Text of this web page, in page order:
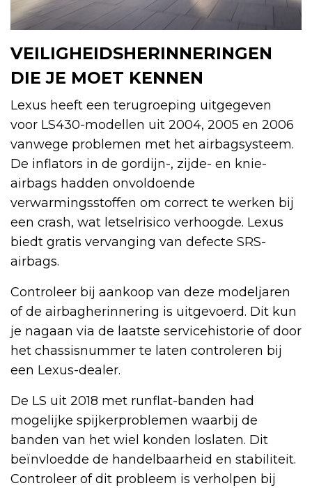
VEILIGHEIDSHERINNERINGEN
DIE JE MOET KENNEN
Lexus heeft een terugroeping uitgegeven
voor LS430-modellen uit 2004, 2005 en 2006
vanwege problemen met het airbagsysteem.
De inflators in de gordijn-, zijde- en knie-
airbags hadden onvoldoende
verwarmingsstoffen om correct te werken bij
een crash, wat letselrisico verhoogde. Lexus
biedt gratis vervanging van defecte SRS-
airbags.
Controleer bij aankoop van deze modeljaren
of de airbagherinnering is uitgevoerd. Dit kun
je nagaan via de laatste servicehistorie of door
het chassisnummer te laten controleren bij
een Lexus-dealer.
De LS uit 2018 met runflat-banden had
mogelijke spijkerproblemen waarbij de
banden van het wiel konden loslaten. Dit
beïnvloedde de handelbaarheid en stabiliteit.
Controleer of dit probleem is verholpen bij